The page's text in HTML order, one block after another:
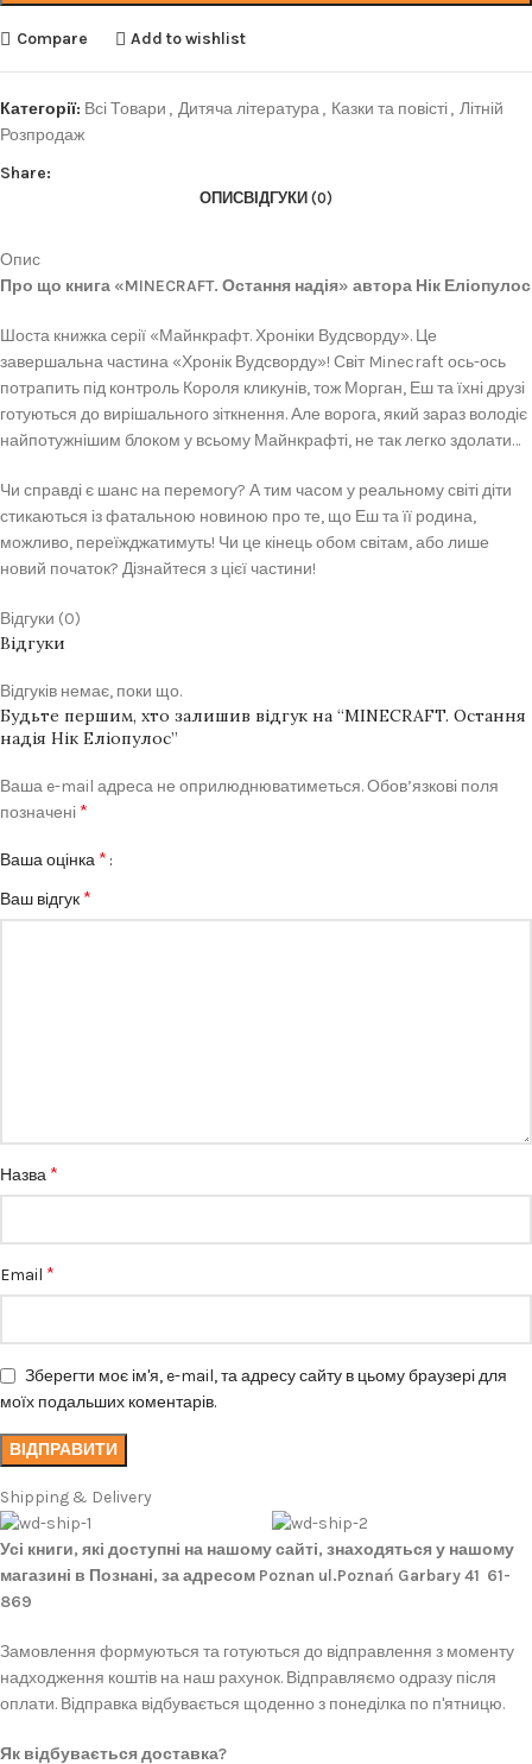
Compare Add to wishlist
Категорії: Всі Товари , Дитяча література, Казки та повісті, Літній
Розпродаж
Share:
ОПИСВІДГУКИ (0)
Опис
Про що книга «MINECRAFT. Остання надія» автора Нік Еліопулос
Шоста книжка серії «Майнкрафт. Хроніки Вудсворду». Це
завершальна частина «Хронік Вудсворду»! Світ Minecraft ось-ось
потрапить під контроль Короля кликунів, тож Морган, Еш та їхні друзі
готуються до вирішального зіткнення. Але ворога, який зараз володіє
найпотужнішим блоком у всьому Майнкрафті, не так легко здолати…
Чи справді є шанс на перемогу? А тим часом у реальному світі діти
стикаються із фатальною новиною про те, що Еш та її родина,
можливо, переїжджатимуть! Чи це кінець обом світам, або лише
новий початок? Дізнайтеся з цієї частини!
Відгуки (0)
Відгуки
Відгуків немає, поки що.
Будьте першим, хто залишив відгук на “MINECRAFT. Остання
надія Нік Еліопулос”
Ваша e-mail адреса не оприлюднюватиметься.Обов’язкові поля
позначені *
Ваша оцінка *
Ваш відгук *
Назва *
Email *
Зберегти моє ім'я, e-mail, та адресу сайту в цьому браузері для
моїх подальших коментарів.
Shipping & Delivery
Усі книги, які доступні на нашому сайті, знаходяться у нашому
магазині в Познані, за адресом Poznan ul.Poznań Garbary 41 61-
869
Замовлення формуються та готуються до відправлення з моменту
надходження коштів на наш рахунок. Відправляємо одразу після
оплати. Відправка відбувається щоденно з понеділка по п'ятницю.
Як відбувається доставка?